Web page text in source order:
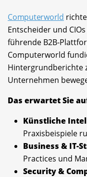
Computerworld
Entscheider und
führende B2B-
Computerworld
Hintergrundberichte
Unternehmen
Das erwartet Sie
Künstliche
Praxisbeispiele
Business & IT-
Practices und
Security &